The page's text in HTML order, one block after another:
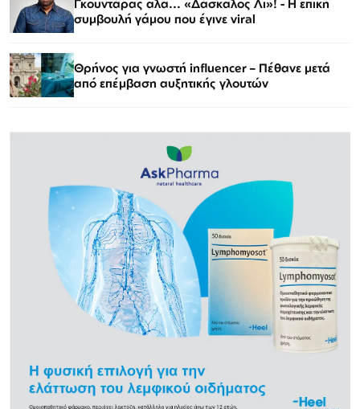
Γκουντάρας αλά... «Δάσκαλος Λι»! - Η επική
συμβουλή γάμου που έγινε viral
Θρήνος για γνωστή influencer – Πέθανε μετά
από επέμβαση αυξητικής γλουτών